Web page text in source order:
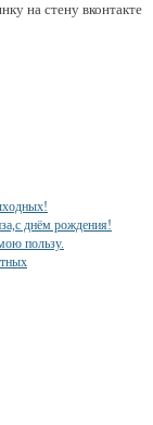
на стену вконтакте